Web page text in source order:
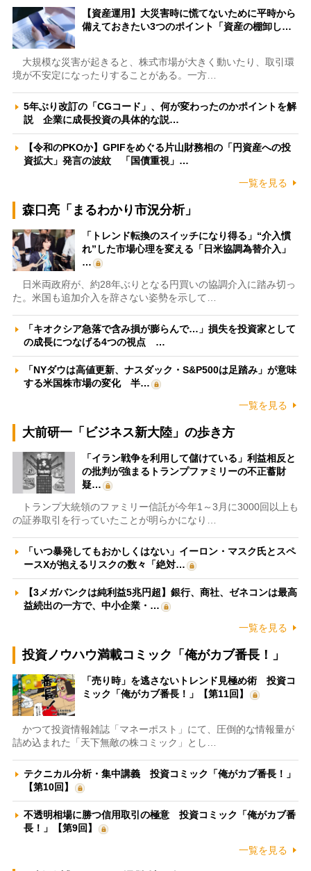
【資産運用】大災害時に慌てないために平時から
備えておきたい3つのポイント「資産の棚卸し…
大規模な災害が起きると、株式市場が大きく動いたり、取引環
境が不安定になったりすることがある。一方…
5年ぶり改訂の「CGコード」、何が変わったのかポイントを解
説 企業に成長投資の具体的な説…
【令和のPKOか】GPIFをめぐる片山財務相の「円資産への投
資拡大」発言の波紋 「国債重視」…
一覧を見る
森口亮「まるわかり市況分析」
「トレンド転換のスイッチになり得る」“介入慣
れ”した市場心理を変える「日米協調為替介入」
…
日米両政府が、約28年ぶりとなる円買いの協調介入に踏み切っ
た。米国も追加介入を辞さない姿勢を示して…
「キオクシア急落で含み損が膨らんで…」損失を投資家として
の成長につなげる4つの視点 …
「NYダウは高値更新、ナスダック・S&P500は足踏み」が意味
する米国株市場の変化 半…
一覧を見る
大前研一「ビジネス新大陸」の歩き方
「イラン戦争を利用して儲けている」利益相反と
の批判が強まるトランプファミリーの不正蓄財
疑…
トランプ大統領のファミリー信託が今年1～3月に3000回以上も
の証券取引を行っていたことが明らかになり…
「いつ暴発してもおかしくはない」イーロン・マスク氏とスペ
ースXが抱えるリスクの数々「絶対…
【3メガバンクは純利益5兆円超】銀行、商社、ゼネコンは最高
益続出の一方で、中小企業・…
一覧を見る
投資ノウハウ満載コミック「俺がカブ番長！」
「売り時」を逃さないトレンド見極め術 投資コ
ミック「俺がカブ番長！」【第11回】
かつて投資情報雑誌「マネーポスト」にて、圧倒的な情報量が
詰め込まれた「天下無敵の株コミック」とし…
テクニカル分析・集中講義 投資コミック「俺がカブ番長！」
【第10回】
不透明相場に勝つ信用取引の極意 投資コミック「俺がカブ番
長！」【第9回】
一覧を見る